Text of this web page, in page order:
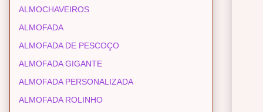
ALMOCHAVEIROS
ALMOFADA
ALMOFADA DE PESCOÇO
ALMOFADA GIGANTE
ALMOFADA PERSONALIZADA
ALMOFADA ROLINHO